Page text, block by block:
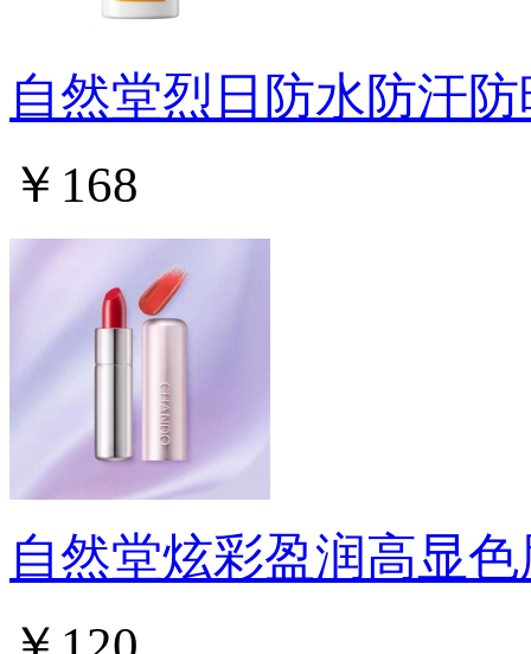
自然堂烈日防水防汗防
￥168
自然堂炫彩盈润高显